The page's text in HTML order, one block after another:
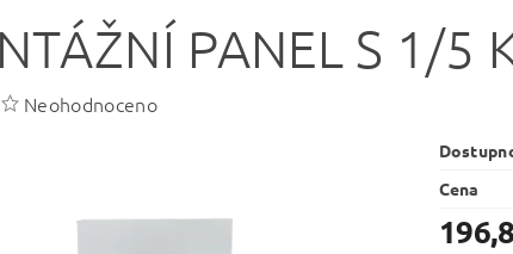
PANEL S 1/5
Neohodnoceno
Cena